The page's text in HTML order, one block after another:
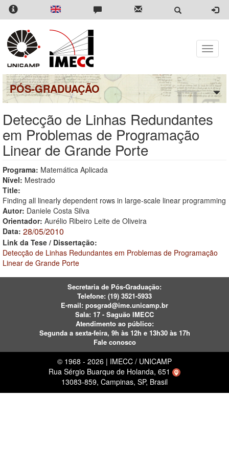
Pular
para
conteúdo
principal
Toggle
PÓS-GRADUAÇÃO
Detecção de Linhas Redundantes
em Problemas de Programação
Linear de Grande Porte
Programa: Matemática Aplicada
Nível: Mestrado
Title:
Finding all linearly dependent rows in large-scale linear programming
Autor: Daniele Costa Silva
Orientador: Aurélio Ribeiro Leite de Oliveira
Data: 28/05/2010
Link da Tese / Dissertação:
Detecção de Linhas Redundantes em Problemas de Programação
Linear de Grande Porte
Secretaria de Pós-Graduação:
Telefone: (19) 3521-5933
E-mail: posgrad@ime.unicamp.br
Sala: 17 - Saguão IMECC
Atendimento ao público:
Segunda a sexta-feira, 9h às 12h e 13h30 às 17h
Fale conosco
© 1968 - 2026 | IMECC / UNICAMP
Rua Sérgio Buarque de Holanda, 651
13083-859, Campinas, SP, Brasil